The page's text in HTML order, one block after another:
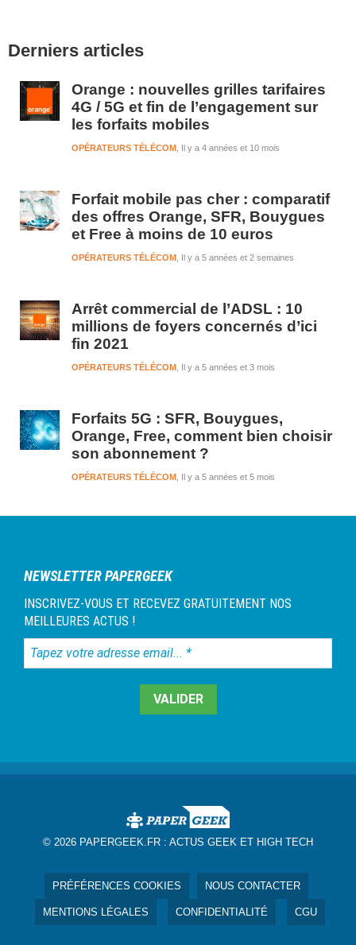
latérale
Derniers articles
Orange : nouvelles grilles tarifaires
4G / 5G et fin de l’engagement sur
les forfaits mobiles
Il y a 4 années et 10 mois
OPÉRATEURS TÉLÉCOM
Forfait mobile pas cher : comparatif
des offres Orange, SFR, Bouygues
et Free à moins de 10 euros
Il y a 5 années et 2 semaines
OPÉRATEURS TÉLÉCOM
Arrêt commercial de l’ADSL : 10
millions de foyers concernés d’ici
fin 2021
Il y a 5 années et 3 mois
OPÉRATEURS TÉLÉCOM
Forfaits 5G : SFR, Bouygues,
Orange, Free, comment bien choisir
son abonnement ?
Il y a 5 années et 5 mois
OPÉRATEURS TÉLÉCOM
NEWSLETTER PAPERGEEK
INSCRIVEZ-VOUS ET RECEVEZ GRATUITEMENT NOS
MEILLEURES ACTUS !
Tapez
votre
© 2026 PAPERGEEK.FR : ACTUS GEEK ET HIGH TECH
PRÉFÉRENCES COOKIES NOUS CONTACTER
MENTIONS LÉGALES CONFIDENTIALITÉ CGU